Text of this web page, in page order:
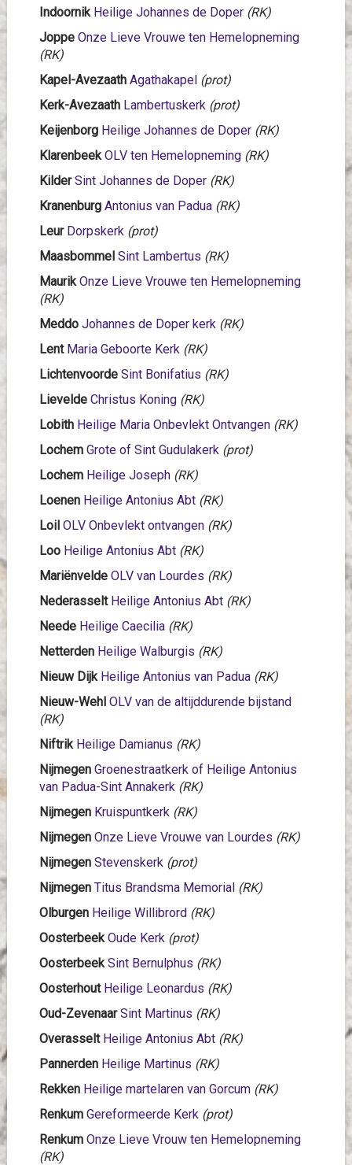
Indoornik Heilige Johannes de Doper (RK)
Joppe Onze Lieve Vrouwe ten Hemelopneming
(RK)
Kapel-Avezaath Agathakapel (prot)
Kerk-Avezaath Lambertuskerk (prot)
Keijenborg Heilige Johannes de Doper (RK)
Klarenbeek OLV ten Hemelopneming (RK)
Kilder Sint Johannes de Doper (RK)
Kranenburg Antonius van Padua (RK)
Leur Dorpskerk (prot)
Maasbommel Sint Lambertus (RK)
MaurikOnze Lieve Vrouwe ten Hemelopneming
(RK)
Meddo Johannes de Doper kerk (RK)
Lent Maria Geboorte Kerk (RK)
Lichtenvoorde Sint Bonifatius (RK)
Lievelde Christus Koning (RK)
Lobith Heilige Maria Onbevlekt Ontvangen (RK)
Lochem Grote of Sint Gudulakerk (prot)
Lochem Heilige Joseph (RK)
Loenen Heilige Antonius Abt (RK)
Loil OLV Onbevlekt ontvangen (RK)
Loo Heilige Antonius Abt (RK)
Mariënvelde OLV van Lourdes (RK)
Nederasselt Heilige Antonius Abt (RK)
Neede Heilige Caecilia (RK)
Netterden Heilige Walburgis (RK)
Nieuw Dijk Heilige Antonius van Padua (RK)
Nieuw-Wehl OLV van de altijddurende bijstand
(RK)
Niftrik Heilige Damianus (RK)
Nijmegen Groenestraatkerk of Heilige Antonius
van Padua-Sint Annakerk (RK)
Nijmegen Kruispuntkerk (RK)
Nijmegen Onze Lieve Vrouwe van Lourdes (RK)
Nijmegen Stevenskerk (prot)
Nijmegen Titus Brandsma Memorial (RK)
Olburgen Heilige Willibrord (RK)
Oosterbeek Oude Kerk (prot)
OosterbeekSint Bernulphus (RK)
Oosterhout Heilige Leonardus (RK)
Oud-Zevenaar Sint Martinus (RK)
Overasselt Heilige Antonius Abt (RK)
Pannerden Heilige Martinus (RK)
Rekken Heilige martelaren van Gorcum (RK)
Renkum Gereformeerde Kerk (prot)
Renkum Onze Lieve Vrouw ten Hemelopneming
(RK)